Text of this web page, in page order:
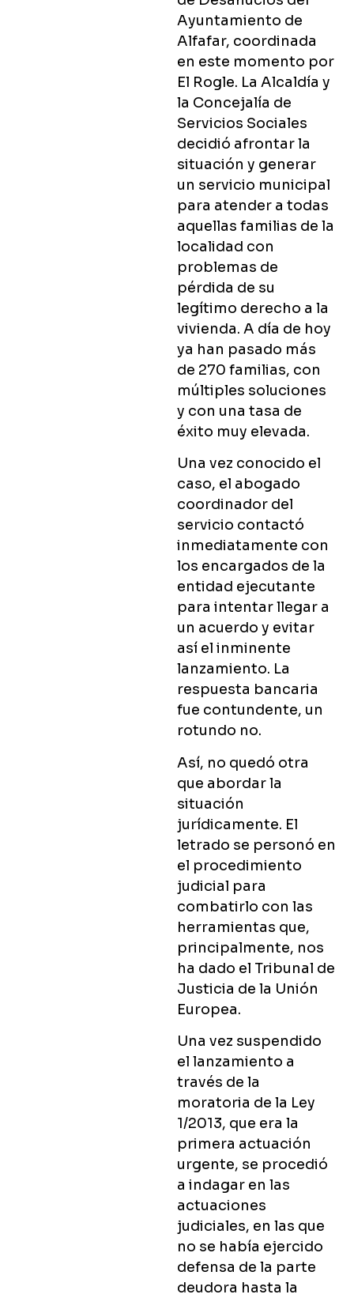
Ayuntamiento de
Alfafar, coordinada
en este momento por
El Rogle. La Alcaldía y
la Concejalía de
Servicios Sociales
decidió afrontar la
situación y generar
un servicio municipal
para atender a todas
aquellas familias de la
localidad con
problemas de
pérdida de su
legítimo derecho a la
vivienda. A día de hoy
ya han pasado más
de 270 familias, con
múltiples soluciones
y con una tasa de
éxito muy elevada.
Una vez conocido el
caso, el abogado
coordinador del
servicio contactó
inmediatamente con
los encargados de la
entidad ejecutante
para intentar llegar a
un acuerdo y evitar
así el inminente
lanzamiento. La
respuesta bancaria
fue contundente, un
rotundo no.
Así, no quedó otra
que abordar la
situación
jurídicamente. El
letrado se personó en
el procedimiento
judicial para
combatirlo con las
herramientas que,
principalmente, nos
ha dado el Tribunal de
Justicia de la Unión
Europea.
Una vez suspendido
el lanzamiento a
través de la
moratoria de la Ley
1/2013, que era la
primera actuación
urgente, se procedió
a indagar en las
actuaciones
judiciales, en las que
no se había ejercido
defensa de la parte
deudora hasta la